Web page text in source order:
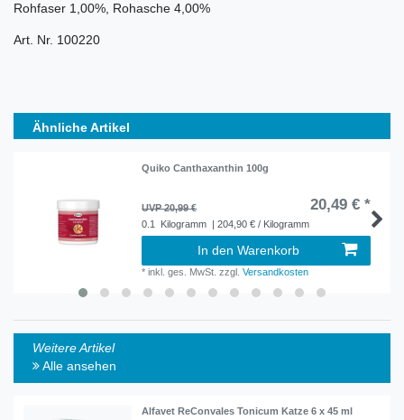
Rohfaser 1,00%, Rohasche 4,00%
Art. Nr. 100220
Ähnliche Artikel
Quiko Canthaxanthin 100g
UVP 20,99 € 20,49 € *
0.1 Kilogramm | 204,90 € / Kilogramm
In den Warenkorb
*inkl. ges. MwSt. zzgl.Versandkosten
Weitere Artikel
Alle ansehen
Alfavet ReConvales Tonicum Katze 6 x 45 ml